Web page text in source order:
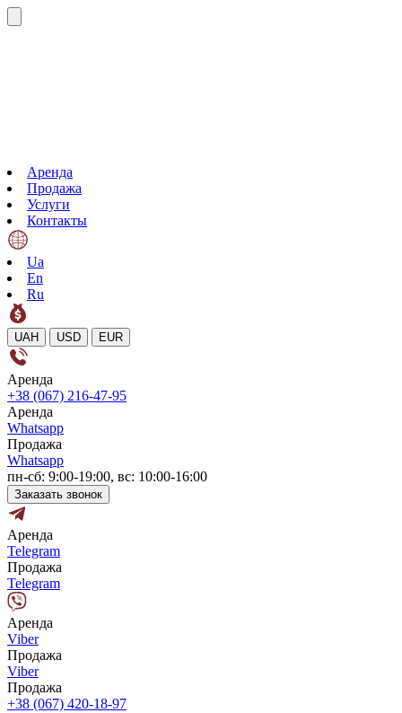
Аренда
Продажа
Услуги
Контакты
Ua
En
Ru
UAH USD EUR
Аренда
+38 (067) 216-47-95
Аренда
Whatsapp
Продажа
Whatsapp
пн-сб: 9:00-19:00, вс: 10:00-16:00
Заказать звонок
Аренда
Telegram
Продажа
Telegram
Аренда
Viber
Продажа
Viber
Продажа
+38 (067) 420-18-97